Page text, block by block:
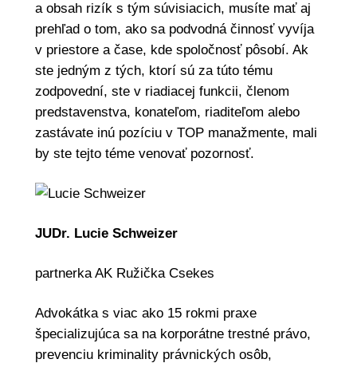
a obsah rizík s tým súvisiacich, musíte mať aj
prehľad o tom, ako sa podvodná činnosť vyvíja
v priestore a čase, kde spoločnosť pôsobí. Ak
ste jedným z tých, ktorí sú za túto tému
zodpovední, ste v riadiacej funkcii, členom
predstavenstva, konateľom, riaditeľom alebo
zastávate inú pozíciu v TOP manažmente, mali
by ste tejto téme venovať pozornosť.
JUDr. Lucie Schweizer
partnerka AK Ružička Csekes
Advokátka s viac ako 15 rokmi praxe
špecializujúca sa na korporátne trestné právo,
prevenciu kriminality právnických osôb,